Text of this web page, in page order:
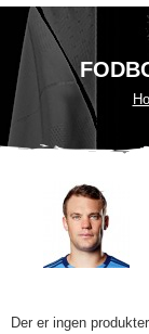
Der er ingen